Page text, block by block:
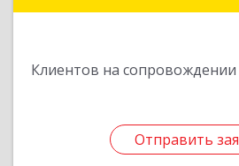
Клиентов на сопровождении
Отправить
Отправить